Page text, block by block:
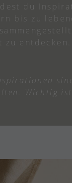
du
bis zu
entdecken.
Wichtig